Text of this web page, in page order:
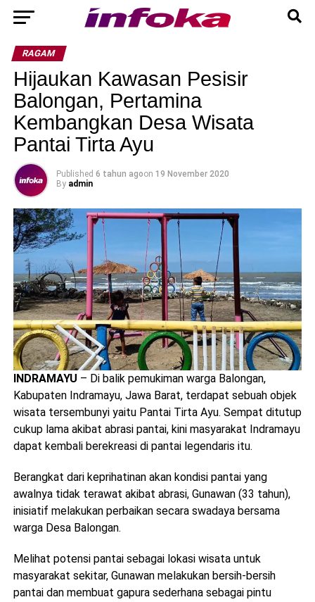
RAGAM
Hijaukan Kawasan Pesisir
Balongan, Pertamina
Kembangkan Desa Wisata
Pantai Tirta Ayu
Published 6 tahun agoon 19 November 2020
By admin
INDRAMAYU – Di balik pemukiman warga Balongan,
Kabupaten Indramayu, Jawa Barat, terdapat sebuah objek
wisata tersembunyi yaitu Pantai Tirta Ayu. Sempat ditutup
cukup lama akibat abrasi pantai, kini masyarakat Indramayu
dapat kembali berekreasi di pantai legendaris itu.
Berangkat dari keprihatinan akan kondisi pantai yang
awalnya tidak terawat akibat abrasi, Gunawan (33 tahun),
inisiatif melakukan perbaikan secara swadaya bersama
warga Desa Balongan.
Melihat potensi pantai sebagai lokasi wisata untuk
masyarakat sekitar, Gunawan melakukan bersih-bersih
pantai dan membuat gapura sederhana sebagai pintu